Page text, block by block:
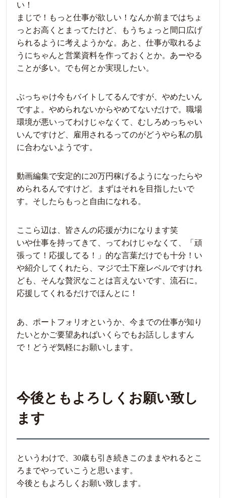
い！
まじで！もっと仕事が欲しい！なんか前まではちょ
っとお高くとまってたけど、もうちょっと間口広げ
られるように考えようかな。あと、仕事が取れるよ
うにちゃんと営業資料を作っておくとか。あーやる
ことが多い。でも何とか実現したい。
ぶっちゃけ今もバイトしてるんですが、やめたいん
ですよ。やめられないからやめてないだけで。職場
環境が悪いってわけじゃなくて、むしろめっちゃい
いんですけど、雇用されるってのがどうやら私の肌
に合わないようです。
動画編集で安定的に20万円稼げるようになったらや
められるんですけど。まずはそれを目指したいで
す。そしたらもっと自由になれる。
ここら辺は、皆さんの応援が力になります笑
いや仕事を持ってきて、ってわけじゃなくて、「頑
張って！応援してる！」的な言葉だけでも十分！い
や紹介してくれたら、マジで土下座レベルですけれ
ども、そんな贅沢なことは言えないです、流石に。
応援してくれるだけでほんとに！
あ、ポートフォリオというか、今までの仕事が知り
たいとかご要望あればいくらでもお話ししますん
で！どうぞ気軽にお願いします。
今後ともよろしくお願い致し
ます
というわけで、30歳も引き続きこのままやれるとこ
ろまでやっていこうと思います。
今後ともよろしくお願い致します。